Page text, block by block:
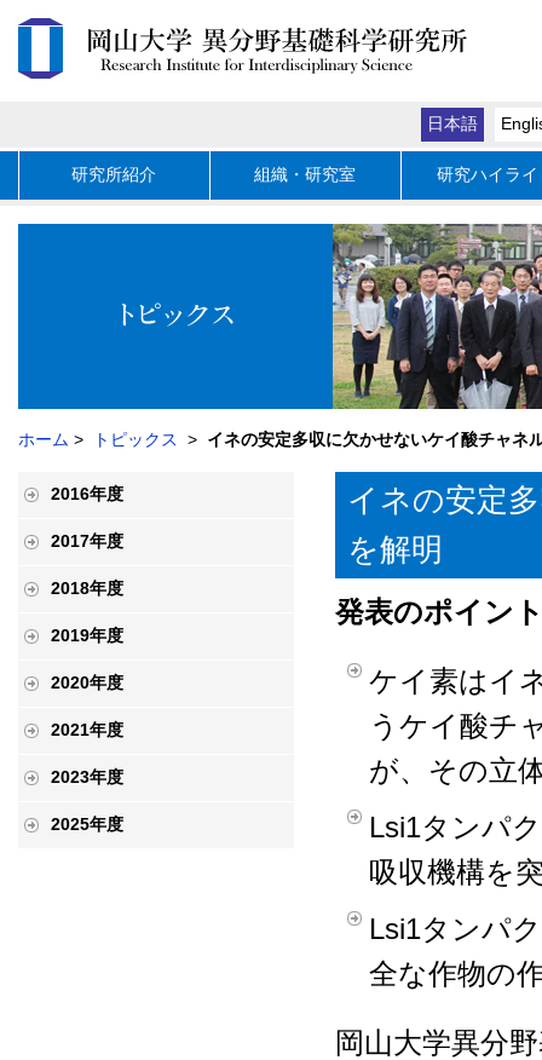
日本語
研究所紹介 組織・研究室 研究ハイライ
ホーム > トピックス > イネの安定多収に欠かせないケイ酸チャネ
イネの安定
を解明
発表のポイン
ケイ素はイ
うケイ酸チ
が、その立
Lsi1タンパ
吸収機構を
Lsi1タンパ
全な作物の
岡山大学異分
2016年度
2017年度
2018年度
2019年度
2020年度
2021年度
2023年度
2025年度